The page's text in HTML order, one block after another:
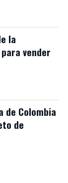
la
vender
de Colombia
de